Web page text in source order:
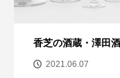
香芝の酒蔵・澤田
2021.06.07